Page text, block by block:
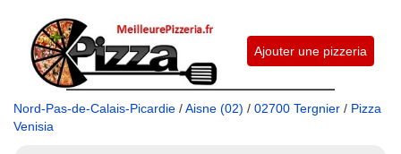
Ajouter une pizzeria
Nord-Pas-de-Calais-Picardie /Aisne (02) / 02700 Tergnier / Pizza
Venisia